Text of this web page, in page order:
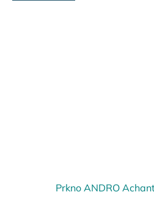
Prkno ANDRO